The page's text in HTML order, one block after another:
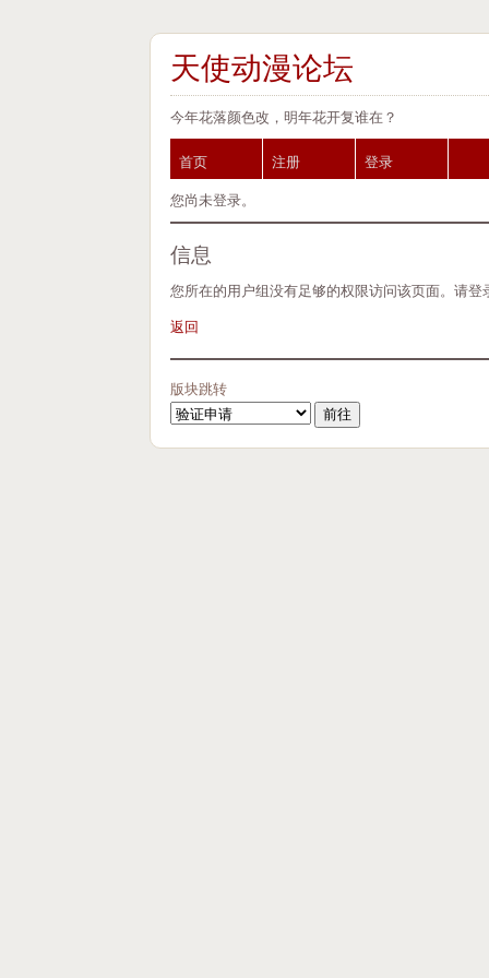
天使动漫论坛
今年花落颜色改，明年花开复谁在？
首页 注册
登录
您尚未登录。
信息
您所在的用户组没有足够的权限访问该页面。请
返回
版块跳转